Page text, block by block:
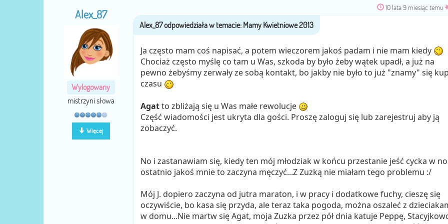
Alex_87
Wylogowany
mistrzyni słowa
Więcej
10 lata 9 miesiąc temu
Ja często mam coś napisać, a potem wieczorem jakoś padam i nie mam kiedy
Chociaż często myślę co tam u Was, szkoda by było żeby wątek upadł, a już na
pewno żebyśmy zerwały ze sobą kontakt, bo jakby nie było to już "znamy" się
czasu
Agatto zbliżają się u Was małe rewolucje
Część wiadomości jest ukryta dla gości. Proszę zaloguj się lub zarejestruj aby ją
zobaczyć.
No i zastanawiam się, kiedy ten mój młodziak w końcu przestanie jeść cycka w
ostatnio jakoś mnie to zaczyna męczyć...Z Zuzką nie miałam tego problemu :/
Mój J. dopiero zaczyna od jutra maraton, i w pracy i dodatkowe fuchy, cieszę się
oczywiście, bo kasa się przyda, ale teraz taka pogoda, można oszaleć z
w domu...Nie martw się Agat, moja Zuzka przez pół dnia katuje Peppę,